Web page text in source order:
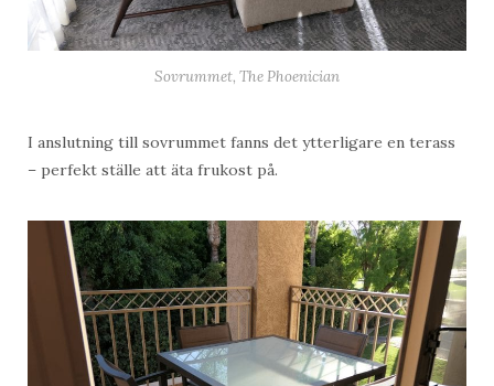
Sovrummet, The Phoenician
I anslutning till sovrummet fanns det ytterligare en terass
– perfekt ställe att äta frukost på.